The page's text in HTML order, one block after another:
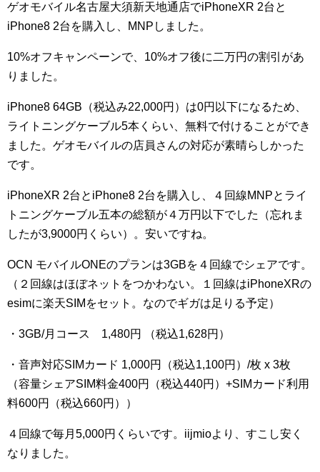
ゲオモバイル名古屋大須新天地通店でiPhoneXR 2台と
iPhone8 2台を購入し、MNPしました。
10%オフキャンペーンで、10%オフ後に二万円の割引があ
りました。
iPhone8 64GB（税込み22,000円）は0円以下になるため、
ライトニングケーブル5本くらい、無料で付けることができ
ました。ゲオモバイルの店員さんの対応が素晴らしかった
です。
iPhoneXR 2台とiPhone8 2台を購入し、４回線MNPとライ
トニングケーブル五本の総額が４万円以下でした（忘れま
したが3,9000円くらい）。安いですね。
OCN モバイルONEのプランは3GBを４回線でシェアです。
（２回線はほぼネットをつかわない。１回線はiPhoneXRの
esimに楽天SIMをセット。なのでギガは足りる予定）
・3GB/月コース 1,480円 （税込1,628円）
・音声対応SIMカード 1,000円（税込1,100円）/枚 x 3枚
（容量シェアSIM料金400円（税込440円）+SIMカード利用
料600円（税込660円））
４回線で毎月5,000円くらいです。iijmioより、すこし安く
なりました。